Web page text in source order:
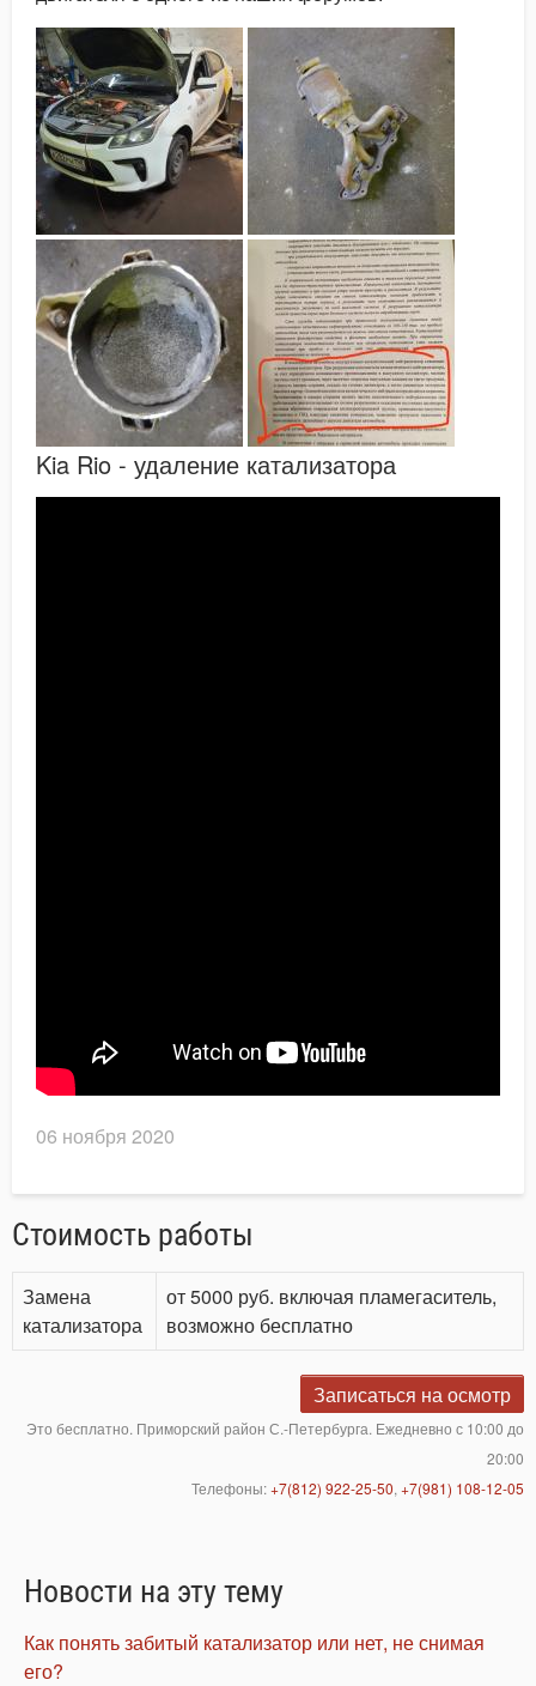
Kia Rio - удаление катализатора
06 ноября 2020
Стоимость работы
Замена
катализатора
от 5000 руб. включая пламегаситель,
возможно бесплатно
Записаться на осмотр
Это бесплатно. Приморский район С.-Петербурга. Ежедневно с 10:00 до
20:00
Телефоны:+7(812) 922-25-50, +7(981) 108-12-05
Новости на эту тему
Как понять забитый катализатор или нет, не снимая
его?